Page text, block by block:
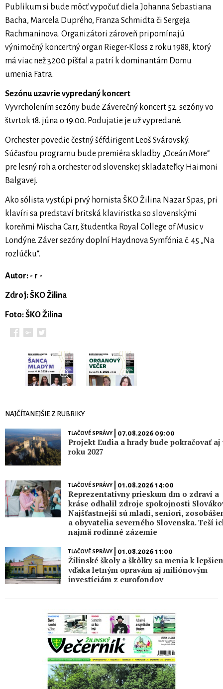
Publikum si bude môcť vypočuť diela Johanna Sebastiana
Bacha, Marcela Duprého, Franza Schmidta či Sergeja
Rachmaninova. Organizátori zároveň pripomínajú
výnimočný koncertný organ Rieger-Kloss z roku 1988, ktorý
má viac než 3200 píšťal a patrí k dominantám Domu
umenia Fatra.
Sezónu uzavrie vypredaný koncert
Vyvrcholením sezóny bude Záverečný koncert 52. sezóny vo
štvrtok 18. júna o 19.00. Podujatie je už vypredané.
Orchester povedie čestný šéfdirigent Leoš Svárovský.
Súčasťou programu bude premiéra skladby „Oceán More“
pre lesný roh a orchester od slovenskej skladateľky Haimoni
Balgavej.
Ako sólista vystúpi prvý hornista ŠKO Žilina Nazar Spas, pri
klavíri sa predstaví britská klaviristka so slovenskými
koreňmi Mischa Carr, študentka Royal College of Music v
Londýne. Záver sezóny doplní Haydnova Symfónia č. 45 „Na
rozlúčku“.
Autor: - r -
Zdroj: ŠKO Žilina
Foto: ŠKO Žilina
NAJČÍTANEJŠIE Z RUBRIKY
TLAČOVÉ SPRÁVY| 07.08.2026 09:00
Projekt Ľudia a hrady bude pokračovať aj
roku 2027
TLAČOVÉ SPRÁVY| 01.08.2026 14:00
Reprezentatívny prieskum dm o zdraví a
kráse odhalil zdroje spokojnosti
Najšťastnejší sú mladí, seniori,
a obyvatelia severného Slovenska. Teší
najmä rodinné zázemie
TLAČOVÉ SPRÁVY| 01.08.2026 11:00
Žilinské školy a škôlky sa menia k
vďaka letným opravám aj miliónovým
investíciám z eurofondov